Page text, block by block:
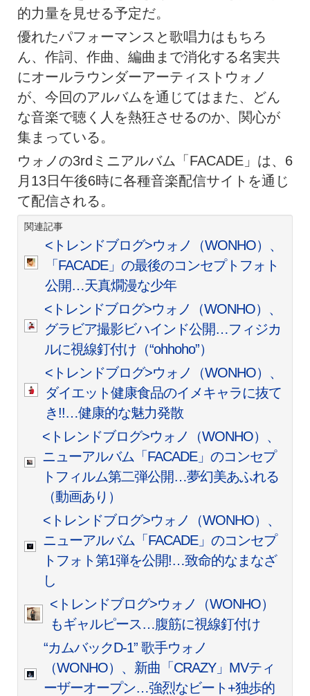
的力量を見せる予定だ。
優れたパフォーマンスと歌唱力はもちろ
ん、作詞、作曲、編曲まで消化する名実共
にオールラウンダーアーティストウォノ
が、今回のアルバムを通じてはまた、どん
な音楽で聴く人を熱狂させるのか、関心が
集まっている。
ウォノの3rdミニアルバム「FACADE」は、6
月13日午後6時に各種音楽配信サイトを通じ
て配信される。
関連記事
<トレンドブログ>ウォノ（WONHO）、
「FACADE」の最後のコンセプトフォト
公開…天真燗漫な少年
<トレンドブログ>ウォノ（WONHO）、
グラビア撮影ビハインド公開…フィジカ
ルに視線釘付け（“ohhoho”）
<トレンドブログ>ウォノ（WONHO）、
ダイエット健康食品のイメキャラに抜て
き!!…健康的な魅力発散
<トレンドブログ>ウォノ（WONHO）、
ニューアルバム「FACADE」のコンセプ
トフィルム第二弾公開…夢幻美あふれる
（動画あり）
<トレンドブログ>ウォノ（WONHO）、
ニューアルバム「FACADE」のコンセプ
トフォト第1弾を公開!…致命的なまなざ
し
<トレンドブログ>ウォノ（WONHO）
もギャルピース…腹筋に視線釘付け
“カムバックD-1” 歌手ウォノ
（WONHO）、新曲「CRAZY」MVティ
ーザーオープン…強烈なビート+独歩的